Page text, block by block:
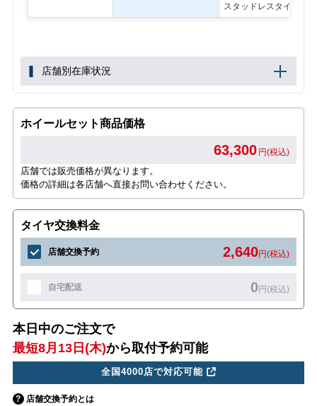
スタッドレスタイヤ
店舗別在庫状況
ホイールセット商品価格
63,300 円(税込)
店舗では販売価格が異なります。
価格の詳細は各店舗へ直接お問い合わせください。
タイヤ交換料金
店舗交換予約 2,640円(税込)
自宅配送 0円(税込)
本日中のご注文で
最短8月13日(木)から取付予約可能
全国4000店で対応可能
店舗交換予約とは